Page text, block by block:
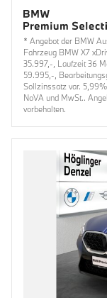
* Angebot der BMW
Fahrzeug BMW X7
35.997,-, Laufzeit 36
59.995,-,
Sollzinssatz var.
NoVA und MwSt..
vorbehalten.